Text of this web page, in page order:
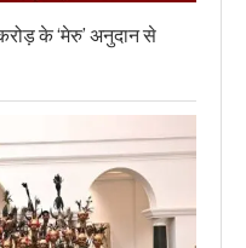
के ‘मेरु’ अनुदान से